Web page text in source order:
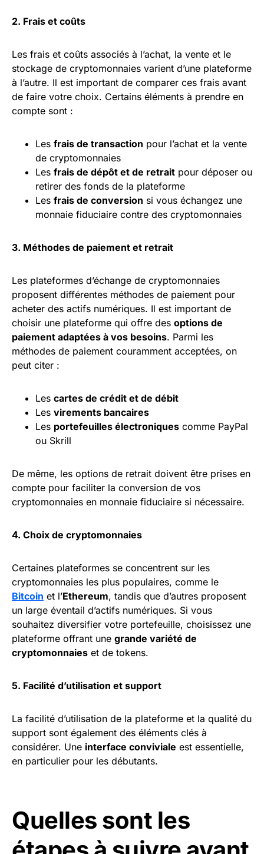
2. Frais et coûts
Les frais et coûts associés à l’achat, la vente et le
stockage de cryptomonnaies varient d’une plateforme
à l’autre. Il est important de comparer ces frais avant
de faire votre choix. Certains éléments à prendre en
compte sont :
Les frais de transaction pour l’achat et la vente
de cryptomonnaies
Les frais de dépôt et de retrait pour déposer ou
retirer des fonds de la plateforme
Les frais de conversion si vous échangez une
monnaie fiduciaire contre des cryptomonnaies
3. Méthodes de paiement et retrait
Les plateformes d’échange de cryptomonnaies
proposent différentes méthodes de paiement pour
acheter des actifs numériques. Il est important de
choisir une plateforme qui offre des options de
paiement adaptées à vos besoins. Parmi les
méthodes de paiement couramment acceptées, on
peut citer :
Les cartes de crédit et de débit
Les virements bancaires
Les portefeuilles électroniques comme PayPal
ou Skrill
De même, les options de retrait doivent être prises en
compte pour faciliter la conversion de vos
cryptomonnaies en monnaie fiduciaire si nécessaire.
4. Choix de cryptomonnaies
Certaines plateformes se concentrent sur les
cryptomonnaies les plus populaires, comme le
Bitcoin et l’Ethereum, tandis que d’autres proposent
un large éventail d’actifs numériques. Si vous
souhaitez diversifier votre portefeuille, choisissez une
plateforme offrant une grande variété de
cryptomonnaies et de tokens.
5. Facilité d’utilisation et support
La facilité d’utilisation de la plateforme et la qualité du
support sont également des éléments clés à
considérer. Une interface conviviale est essentielle,
en particulier pour les débutants.
Quelles sont les